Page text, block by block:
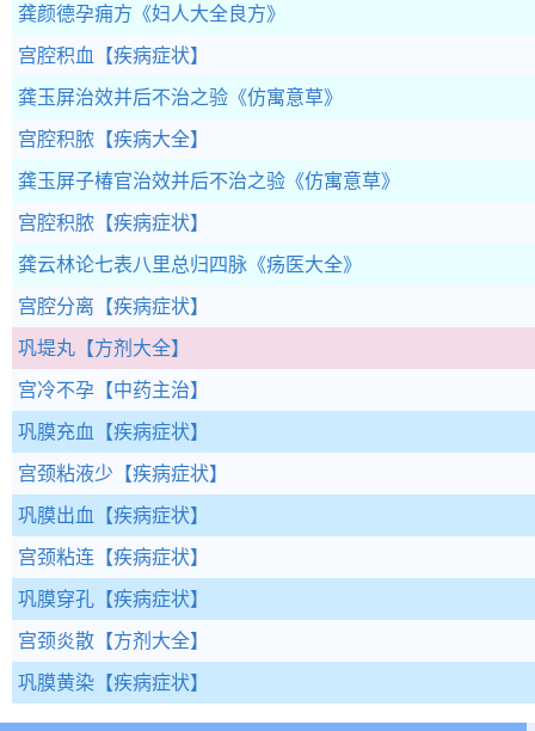
龚颜德孕痈方 《妇人大全良方》
宫腔积血 【疾病症状】
龚玉屏治效并后不治之验 《仿寓意草》
宫腔积脓 【疾病大全】
龚玉屏子椿官治效并后不治之验 《仿寓意草》
宫腔积脓 【疾病症状】
龚云林论七表八里总归四脉 《疡医大全》
宫腔分离 【疾病症状】
巩堤丸 【方剂大全】
宫冷不孕 【中药主治】
巩膜充血 【疾病症状】
宫颈粘液少 【疾病症状】
巩膜出血 【疾病症状】
宫颈粘连 【疾病症状】
巩膜穿孔 【疾病症状】
宫颈炎散 【方剂大全】
巩膜黄染 【疾病症状】